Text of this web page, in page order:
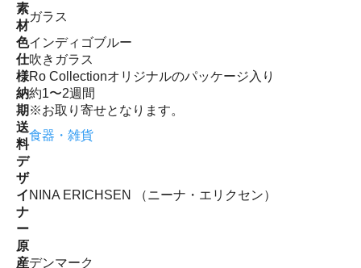
素
材
ガラス
色インディゴブルー
仕
様
吹きガラス
Ro Collectionオリジナルのパッケージ入り
納
期
約1〜2週間
※お取り寄せとなります。
送
料
食器・雑貨
デ
ザ
イ
ナ
ー
NINA ERICHSEN （ニーナ・エリクセン）
原
産デンマーク